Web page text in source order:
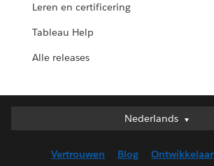
Leren en certificering
Tableau Help
Alle releases
Nederlands
Nederlands
English (UK)
Vertrouwen Blog Ontwikkelaar